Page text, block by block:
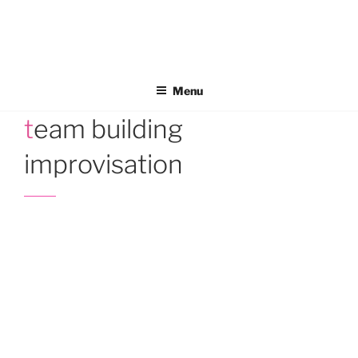
Menu
team building
improvisation